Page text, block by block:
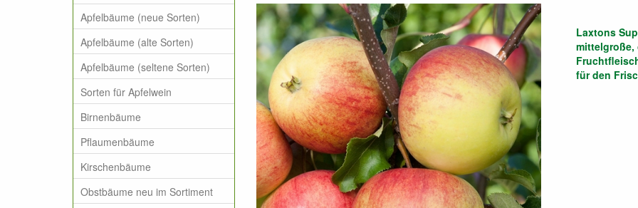
Apfelbäume (neue Sorten)
Apfelbäume (alte Sorten)
Apfelbäume (seltene Sorten)
Sorten für Apfelwein
Birnenbäume
Pflaumenbäume
Kirschenbäume
Obstbäume neu im Sortiment
Laxtons
mittelgroße,
für den